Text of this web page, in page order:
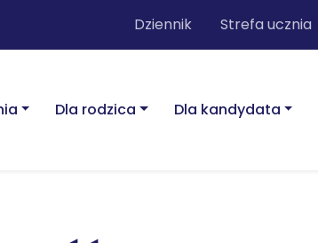
Dziennik Strefa ucznia
Dla rodzica Dla kandydata